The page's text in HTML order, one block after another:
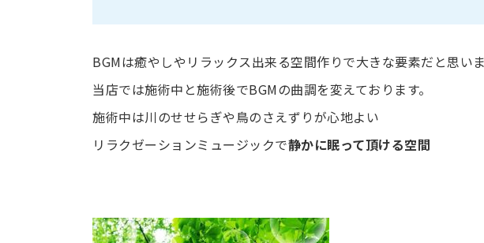
BGMは癒やしやリラックス出来る空間作りで大きな要素だと思いま
当店では施術中と施術後でBGMの曲調を変えております。
施術中は川のせせらぎや鳥のさえずりが心地よい
リラクゼーションミュージックで静かに眠って頂ける空間